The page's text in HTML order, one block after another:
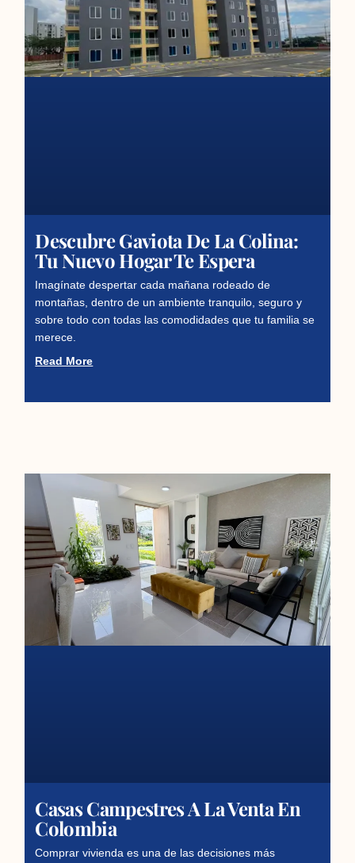
Descubre Gaviota De La Colina:
Tu Nuevo Hogar Te Espera
Imagínate despertar cada mañana rodeado de
montañas, dentro de un ambiente tranquilo, seguro y
sobre todo con todas las comodidades que tu familia se
merece.
Read More
Casas Campestres A La Venta En
Colombia
Comprar vivienda es una de las decisiones más